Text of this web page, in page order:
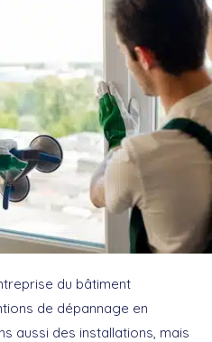
du bâtiment
de dépannage en
aussi des installations, mais